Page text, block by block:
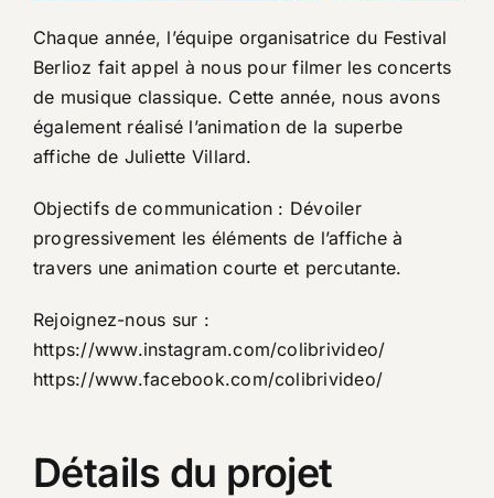
Chaque année, l’équipe organisatrice du Festival
Berlioz fait appel à nous pour filmer les concerts
de musique classique. Cette année, nous avons
également réalisé l’animation de la superbe
affiche de Juliette Villard.
Objectifs de communication : Dévoiler
progressivement les éléments de l’affiche à
travers une animation courte et percutante.
Rejoignez-nous sur :
https://www.instagram.com/colibrivideo/
https://www.facebook.com/colibrivideo/​
Détails du projet